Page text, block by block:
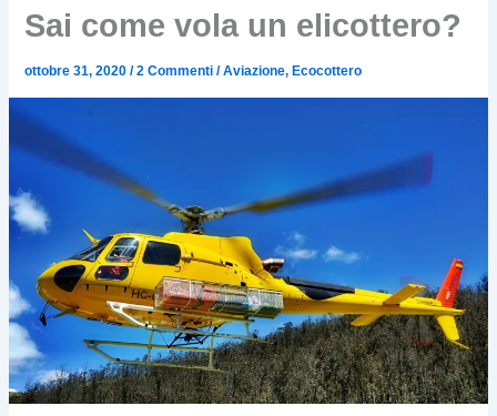
Sai come vola un elicottero?
ottobre 31, 2020/2 Commenti /Aviazione, Ecocottero